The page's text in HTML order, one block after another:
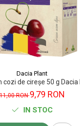
Dacia Plant
cozi de cireșe 50 g Dacia
RON9,79 RON
IN STOC